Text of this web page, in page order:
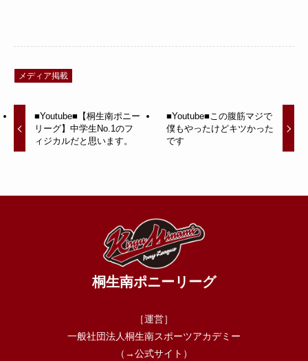
メディア掲載
■Youtube■【桐生南ポニー
リーグ】中学生No.1のフ
ィジカルだと思います。
■Youtube■この腹筋マジで
僕もやったけどキツかった
です
桐生南ポニーリーグ
［運営］
一般社団法人桐生南スポーツアカデミー
（→公式サイト ）